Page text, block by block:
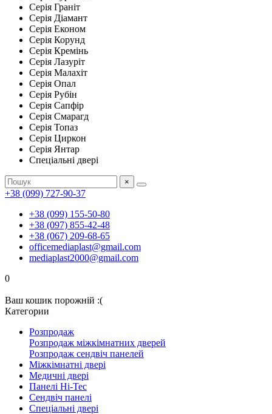
Серія Граніт
Серія Діамант
Серія Економ
Серія Корунд
Серія Кремінь
Серія Лазуріт
Серія Малахіт
Серія Опал
Серія Рубін
Серія Сапфір
Серія Смарагд
Серія Топаз
Серія Циркон
Серія Янтар
Спеціальні двері
×
+38 (099) 727-90-37
+38 (099) 155-50-80
+38 (097) 855-42-48
+38 (067) 209-68-65
officemediaplast@gmail.com
mediaplast2000@gmail.com
0
Ваш кошик порожній :(
Категории
Розпродаж
Розпродаж міжкімнатних дверей
Розпродаж сендвіч панелей
Міжкімнатні двері
Медичні двері
Панелі Hi-Tec
Сендвіч панелі
Спеціальні двері